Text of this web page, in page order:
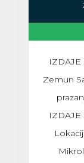
IZDAJE
Zemun
IZDAJE